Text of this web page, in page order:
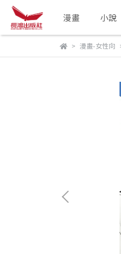
漫畫 小說
漫畫-女性向